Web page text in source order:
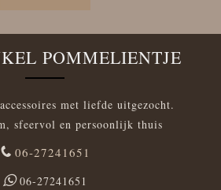
POMMELIENTJE
met liefde uitgezocht.
sfeervol en persoonlijk thuis
06-27241651
06-27241651